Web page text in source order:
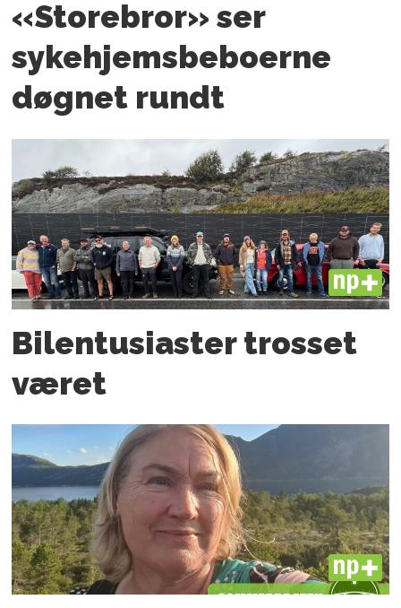
«Storebror» ser
sykehjemsbeboerne
døgnet rundt
PLUS
Bilentusiaster trosset
været
PLUS